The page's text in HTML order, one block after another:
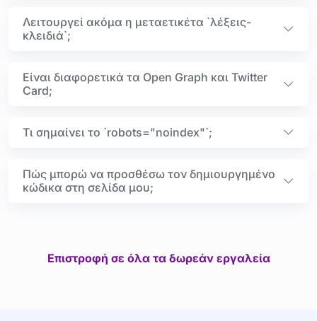
Λειτουργεί ακόμα η μεταετικέτα `λέξεις-
κλειδιά`;
Είναι διαφορετικά τα Open Graph και Twitter
Card;
Τι σημαίνει το `robots="noindex"`;
Πώς μπορώ να προσθέσω τον δημιουργημένο
κώδικα στη σελίδα μου;
Επιστροφή σε όλα τα δωρεάν εργαλεία